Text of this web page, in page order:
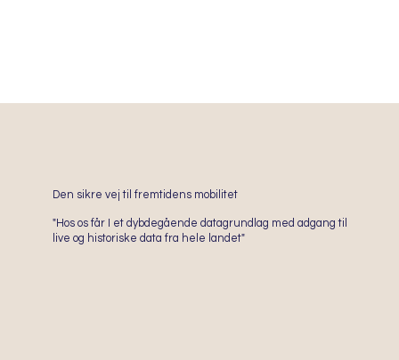
Den sikre vej til fremtidens mobilitet
"Hos os får I et dybdegående datagrundlag med adgang til
live og historiske data fra hele landet"